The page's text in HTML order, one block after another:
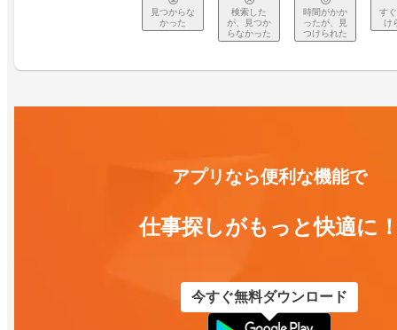
見つからな
かった
検索した
が、見つか
らなかった
時間がかか
ったが、見
つけられた
す
け
アプリなら便利な機能で
仕事探しがもっと快適に
今すぐ無料ダウンロード